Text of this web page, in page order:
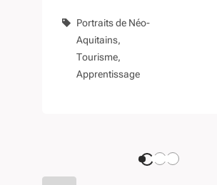
Portraits de Néo-
Aquitains
Tourisme
Apprentissage